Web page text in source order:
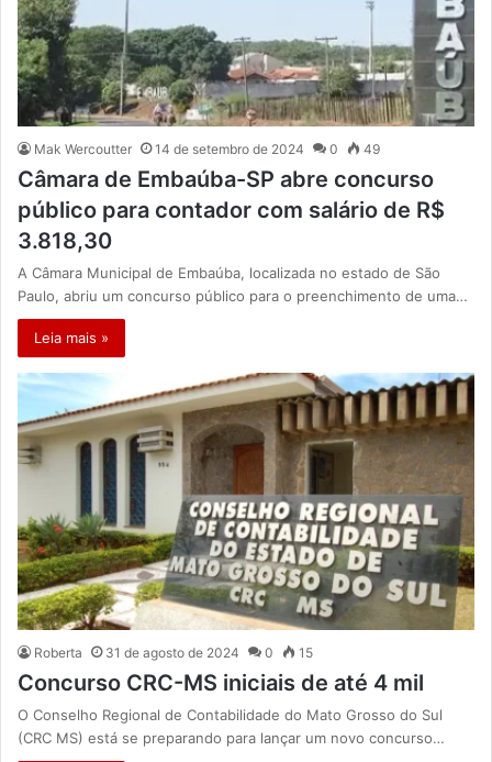
Mak Wercoutter 14 de setembro de 2024 0 49
Câmara de Embaúba-SP abre concurso
público para contador com salário de R$
3.818,30
A Câmara Municipal de Embaúba, localizada no estado de São
Paulo, abriu um concurso público para o preenchimento de uma…
Leia mais »
Roberta 31 de agosto de 2024 0 15
Concurso CRC-MS iniciais de até 4 mil
O Conselho Regional de Contabilidade do Mato Grosso do Sul
(CRC MS) está se preparando para lançar um novo concurso…